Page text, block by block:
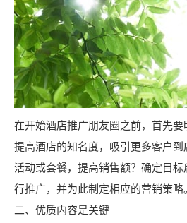
在开始酒店推广朋友圈之前，首先
提高酒店的知名度，吸引更多客户
活动或套餐，提高销售额？确定目
行推广，并为此制定相应的营销策略
二、优质内容是关键